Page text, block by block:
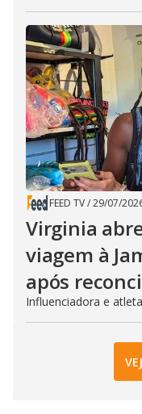
FEED TV/29/07/
Virginia
viagem à
após
Influenciadora e